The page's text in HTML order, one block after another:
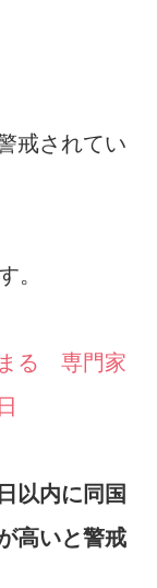
戒されてい
。
まる 専門家
以内に同国
高いと警戒